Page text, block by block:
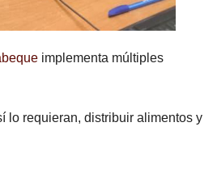
implementa múltiples
lo requieran, distribuir alimentos y